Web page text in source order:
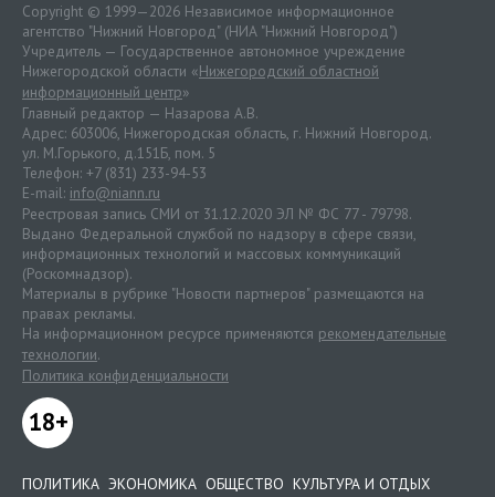
Copyright © 1999—2026 Независимое информационное
агентство "Нижний Новгород" (НИА "Нижний Новгород")
Учредитель — Государственное автономное учреждение
Нижегородской области «Нижегородский областной
информационный центр»
Главный редактор — Назарова А.В.
Адрес: 603006, Нижегородская область, г. Нижний Новгород.
ул. М.Горького, д.151Б, пом. 5
Телефон: +7 (831) 233-94-53
E-mail: info@niann.ru
Реестровая запись СМИ от 31.12.2020 ЭЛ № ФС 77 - 79798.
Выдано Федеральной службой по надзору в сфере связи,
информационных технологий и массовых коммуникаций
(Роскомнадзор).
Материалы в рубрике "Новости партнеров" размещаются на
правах рекламы.
На информационном ресурсе применяются рекомендательные
технологии.
Политика конфиденциальности
18+
ПОЛИТИКА ЭКОНОМИКА ОБЩЕСТВО КУЛЬТУРА И ОТДЫХ